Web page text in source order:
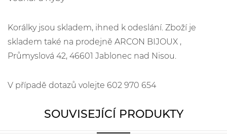
Korálky jsou skladem, ihned k odeslání. Zboží je
skladem také na prodejně ARCON BIJOUX ,
Průmyslová 42, 46601 Jablonec nad Nisou.
V případě dotazů volejte 602 970 654
SOUVISEJÍCÍ PRODUKTY